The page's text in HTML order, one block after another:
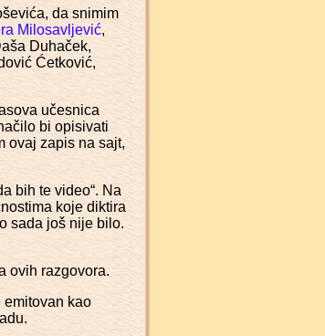
da snimim
Milosavljević,
Duhaček,
Ćetković,
učesnica
bi opisivati
ovaj zapis na sajt,
bih te video“. Na
koje diktira
sada još nije bilo.
ovih razgovora.
emitovan kao